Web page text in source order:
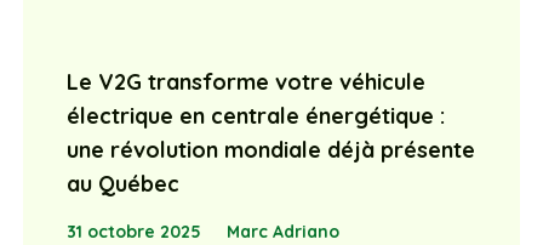
Le V2G transforme votre véhicule
électrique en centrale énergétique :
une révolution mondiale déjà présente
au Québec
31 octobre 2025 Marc Adriano